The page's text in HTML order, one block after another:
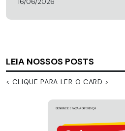
LEIA NOSSOS POSTS
< CLIQUE PARA LER O CARD >